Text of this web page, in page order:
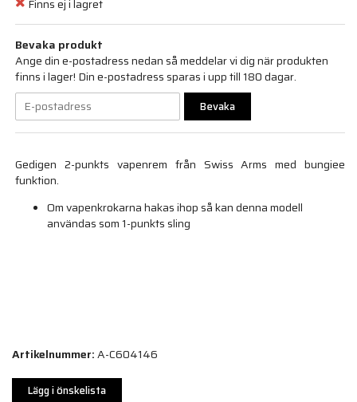
Finns ej i lagret
Bevaka produkt
Ange din e-postadress nedan så meddelar vi dig när produkten
finns i lager! Din e-postadress sparas i upp till 180 dagar.
Bevaka
Gedigen 2-punkts vapenrem från Swiss Arms med bungiee
funktion.
Om vapenkrokarna hakas ihop så kan denna modell
användas som 1-punkts sling
Artikelnummer:A-C604146
Lägg i önskelista